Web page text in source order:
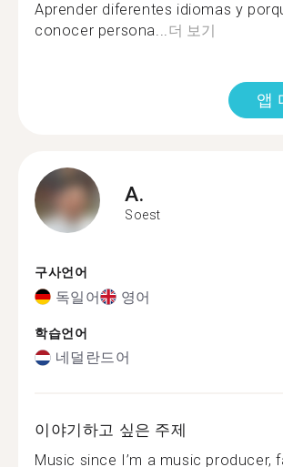
Aprender diferentes idiomas y
conocer persona...더 보기
앱
A.
Soest
구사언어
독일어 영어
학습언어
네덜란드어
이야기하고 싶은 주제
Music since I’m a music producer,